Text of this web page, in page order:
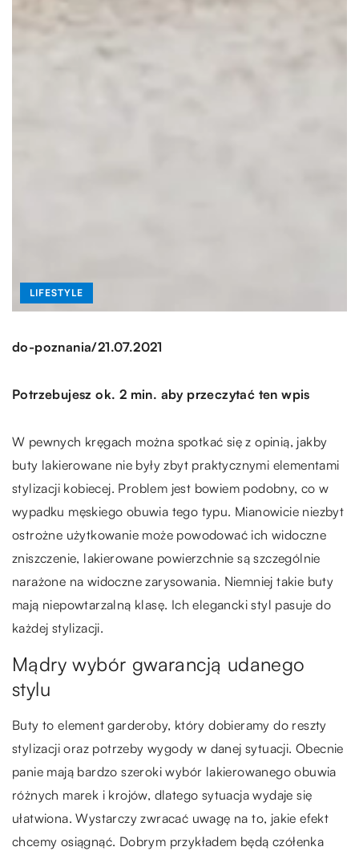
LIFESTYLE
do-poznania/21.07.2021
Potrzebujesz ok. 2 min. aby przeczytać ten wpis
W pewnych kręgach można spotkać się z opinią, jakby
buty lakierowane nie były zbyt praktycznymi elementami
stylizacji kobiecej. Problem jest bowiem podobny, co w
wypadku męskiego obuwia tego typu. Mianowicie niezbyt
ostrożne użytkowanie może powodować ich widoczne
zniszczenie, lakierowane powierzchnie są szczególnie
narażone na widoczne zarysowania. Niemniej takie buty
mają niepowtarzalną klasę. Ich elegancki styl pasuje do
każdej stylizacji.
Mądry wybór gwarancją udanego
stylu
Buty to element garderoby, który dobieramy do reszty
stylizacji oraz potrzeby wygody w danej sytuacji. Obecnie
panie mają bardzo szeroki wybór lakierowanego obuwia
różnych marek i krojów, dlatego sytuacja wydaje się
ułatwiona. Wystarczy zwracać uwagę na to, jakie efekt
chcemy osiągnąć. Dobrym przykładem będą czółenka